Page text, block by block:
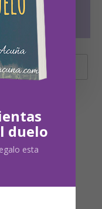
duelo
esta